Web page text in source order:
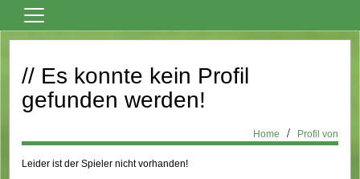
Vereinsnews
Fußball
Billard
// Es konnte kein Profil
gefunden werden!
Home Profil von
Leider ist der Spieler nicht vorhanden!